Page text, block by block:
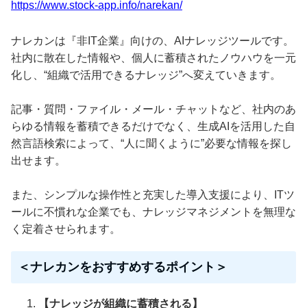
https://www.stock-app.info/narekan/
ナレカンは『非IT企業』向けの、AIナレッジツールです。
社内に散在した情報や、個人に蓄積されたノウハウを一元
化し、“組織で活用できるナレッジ”へ変えていきます。
記事・質問・ファイル・メール・チャットなど、社内のあ
らゆる情報を蓄積できるだけでなく、生成AIを活用した自
然言語検索によって、“人に聞くように”必要な情報を探し
出せます。
また、シンプルな操作性と充実した導入支援により、ITツ
ールに不慣れな企業でも、ナレッジマネジメントを無理な
く定着させられます。
＜ナレカンをおすすめするポイント＞
【ナレッジが組織に蓄積される】